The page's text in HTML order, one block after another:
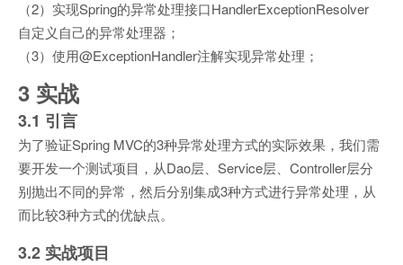
（2）实现Spring的异常处理接口HandlerExceptionResolver
自定义自己的异常处理器；
（3）使用@ExceptionHandler注解实现异常处理；
3 实战
3.1 引言
为了验证Spring MVC的3种异常处理方式的实际效果，我们需
要开发一个测试项目，从Dao层、Service层、Controller层分
别抛出不同的异常，然后分别集成3种方式进行异常处理，从
而比较3种方式的优缺点。
3.2 实战项目